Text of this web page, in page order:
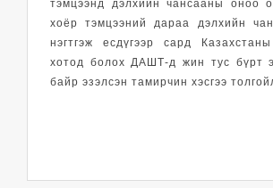
тэмцээнд дэлхийн чансааны оноо
хоёр тэмцээний дараа дэлхийн
нэгтгэж есдүгээр сард
хотод болох ДАШТ-д жин тус бүрт
байр эзэлсэн тамирчин хэсгээ